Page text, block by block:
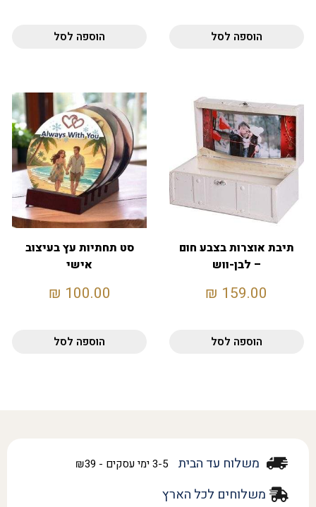
הוספה לסל הוספה לסל
תיבת אוצרות בצבע חום
– לבן-ווש
159.00
₪
הוספה לסל
סט תחתיות עץ בעיצוב
אישי
100.00
₪
הוספה לסל
משלוח עד הבית 3-5 ימי עסקים - ₪39
משלוחים לכל הארץ